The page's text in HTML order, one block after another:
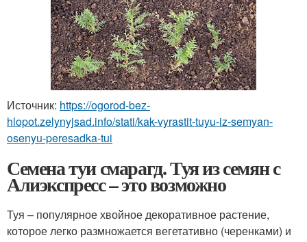
Источник: https://ogorod-bez-
hlopot.zelynyjsad.info/stati/kak-vyrastit-tuyu-iz-semyan-
osenyu-peresadka-tui
Семена туи смарагд. Туя из семян с
Алиэкспресс – это возможно
Туя – популярное хвойное декоративное растение,
которое легко размножается вегетативно (черенками) и